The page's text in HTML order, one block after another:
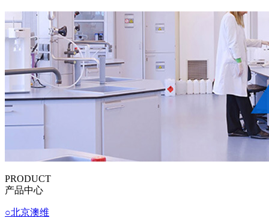
PRODUCT
产品中心
○北京澳维